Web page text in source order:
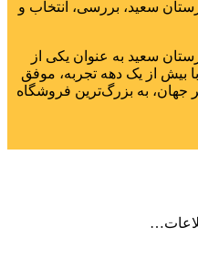
سعید، بررسی، انتخاب و
سعید به عنوان یکی از
بیش از یک دهه تجربه، موفق
جهان، به بزرگ‌ترین فروشگاه